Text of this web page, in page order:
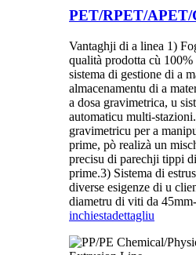
PET/RPET/APET/
Vantaghji di a linea 1)
qualità prodotta cù
sistema di gestione di a
almacenamentu di a
a dosa gravimetrica, u
automaticu multi-
gravimetricu per a
prime, pò realizà un
precisu di parechji tippi
prime.3) Sistema di
diverse esigenze di u
diametru di viti da
inchiestadettagliu